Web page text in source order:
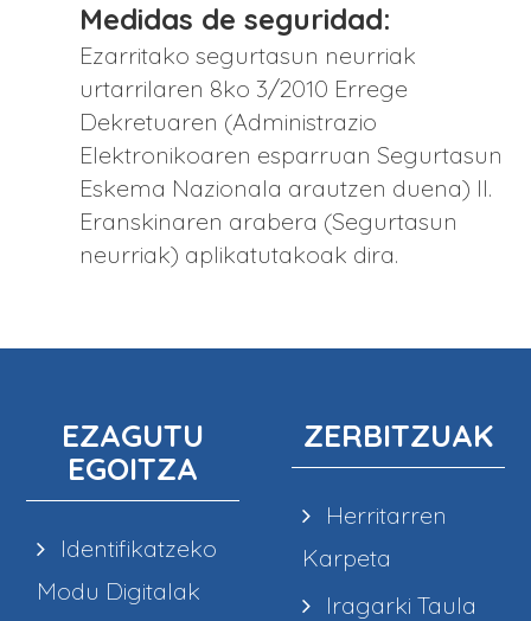
Medidas de seguridad:
Ezarritako segurtasun neurriak
urtarrilaren 8ko 3/2010 Errege
Dekretuaren (Administrazio
Elektronikoaren esparruan Segurtasun
Eskema Nazionala arautzen duena) II.
Eranskinaren arabera (Segurtasun
neurriak) aplikatutakoak dira.
EZAGUTU
EGOITZA
Identifikatzeko
Modu Digitalak
ZERBITZUAK
Herritarren
Karpeta
Iragarki Taula